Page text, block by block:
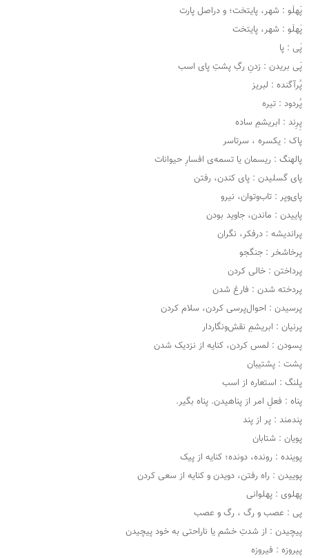
پَهلَو : شهر، پایتخت؛ و دراصل پارت
پَهلَو : شهر، پایتخت
پَی : پا
پَی بریدن : زدنِ رگِ پشتِ پای اسب
پُرآگنده : لبریز
پُردود : تیره
پِرِند : ابریشمِ ساده
پاک : یکسره ، سرتاسر
پالهنگ : ریسمان یا تسمه‌ی افسارِ حیوانات
پای گسلیدن : پای کندن، رفتن
پای‌وپر : تاب‌وتوان، نیرو
پاییدن : ماندن، جاوید بودن
پراندیشه : درفکر، نگران
پرخاشخر : جنگجو
پرداختن : خالی کردن
پردخته شدن : فارغ شدن
پرسیدن : احوال‌پرسی کردن، سلام کردن
پرنیان : ابریشمِ نقش‌ونگاردار
پسودن : لمس کردن، کنایه از نزدیک شدن
پشت : پشتیبان
پلنگ : استعاره از اسب
پناه : فعلِ امر از پناهیدن. پناه بگیر.
پندمند : پر از پند
پویان : شتابان
پوینده : رونده، دونده؛ کنایه از پیک
پوییدن : راه رفتن، دویدن و کنایه از سعی کردن
پهلوی : پهلوانی
پی : عصب و رگ ، رگ و عصب
پیچیدن : از شدتِ خشم یا ناراحتی به خود پیچیدن
پیروزه : فیروزه